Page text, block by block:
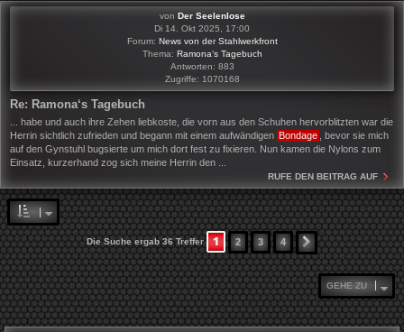
von Der Seelenlose
Di 14. Okt 2025, 17:00
Forum: News von der Stahlwerkfront
Thema: Ramona‘s Tagebuch
Antworten: 883
Zugriffe: 1070168
Re: Ramona‘s Tagebuch
... habe und auch ihre Zehen liebkoste, die vorn aus den Schuhen hervorblitzten war die
Herrin sichtlich zufrieden und begann mit einem aufwändigen Bondage
, bevor sie mich
auf den Gynstuhl bugsierte um mich dort fest zu fixieren. Nun kamen die Nylons zum
Einsatz, kurzerhand zog sich meine Herrin den ...
RUFE DEN BEITRAG AUF
Die Suche ergab 36 Treffer 1 2 3 4 NÄCHSTE
GEHE ZU